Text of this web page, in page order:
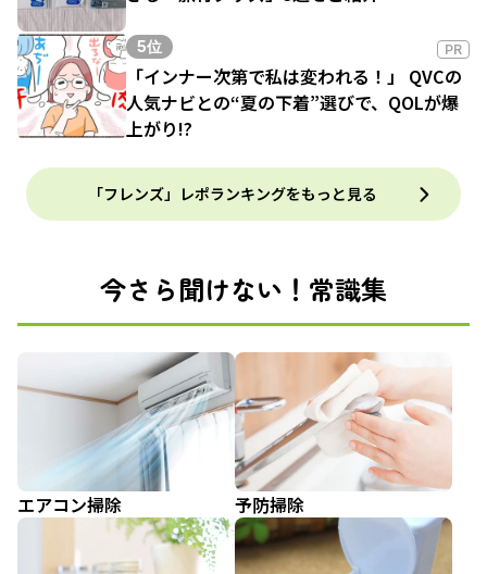
5位 PR
「インナー次第で私は変われる！」 QVCの
人気ナビとの“夏の下着”選びで、QOLが爆
上がり!?
「フレンズ」レポランキングをもっと見る
今さら聞けない！常識集
エアコン掃除 予防掃除